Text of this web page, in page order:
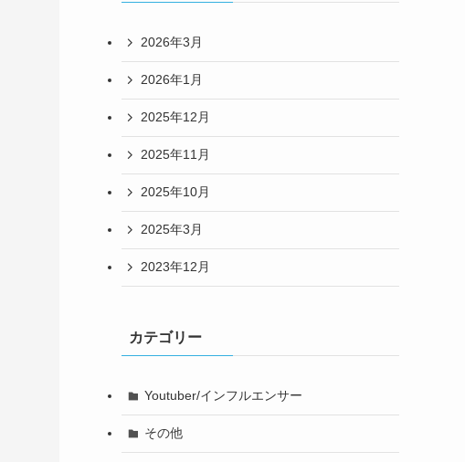
2026年3月
2026年1月
2025年12月
2025年11月
2025年10月
2025年3月
2023年12月
カテゴリー
Youtuber/インフルエンサー
その他